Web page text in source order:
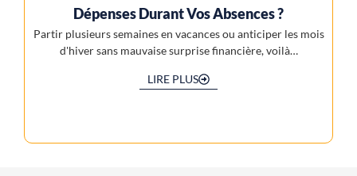
Dépenses Durant Vos Absences ?
Partir plusieurs semaines en vacances ou anticiper les mois
d'hiver sans mauvaise surprise financière, voilà…
LIRE PLUS